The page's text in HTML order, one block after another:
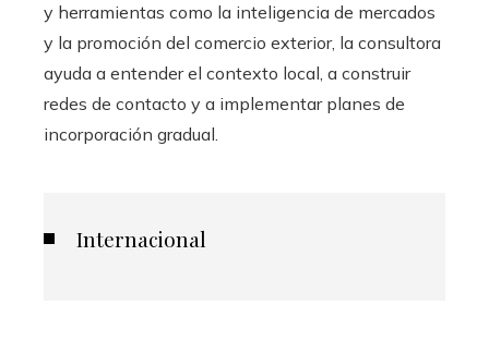
y herramientas como la inteligencia de mercados
y la promoción del comercio exterior, la consultora
ayuda a entender el contexto local, a construir
redes de contacto y a implementar planes de
incorporación gradual.
Internacional